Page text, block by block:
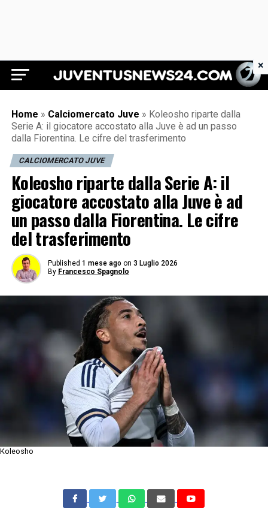
Juventus News 24
Home » Calciomercato Juve » Koleosho riparte dalla
Serie A: il giocatore accostato alla Juve è ad un passo
dalla Fiorentina. Le cifre del trasferimento
CALCIOMERCATO JUVE
Koleosho riparte dalla Serie A: il
giocatore accostato alla Juve è ad
un passo dalla Fiorentina. Le cifre
del trasferimento
Published 1 mese ago on 3 Luglio 2026
By Francesco Spagnolo
Koleosho
×